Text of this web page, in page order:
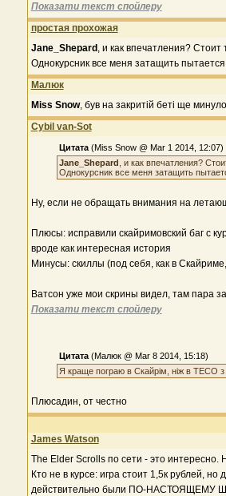
Показати текст спойлеру
простая прохожая
Jane_Shepard , и как впечатления? Стоит
Однокурсник все меня затащить
Малюк
Miss Snow, був на закритій беті ще
Cybil van-Sot
Цитата (Miss Snow @ Mar 1 2014, 12:07)
Jane_Shepard , и как впечатления?
Однокурсник все меня затащить
Ну, если не обращать внимания на
Плюсы: исправили скайримовский баг с
вроде как интересная история
Минусы: скиллы (под себя, как в
Ватсон уже мои скрины видел, там пара
Показати текст спойлеру
Цитата (Малюк @ Mar 8 2014, 15:18)
Я краще пограю в Скайрім, ніж в ТЕСО з
Плюсадин, от честно
James Watson
The Elder Scrolls по сети - это интересно.
Кто не в курсе: игра стоит 1,5к рублей,
действительно были ПО-НАСТОЯЩЕМУ